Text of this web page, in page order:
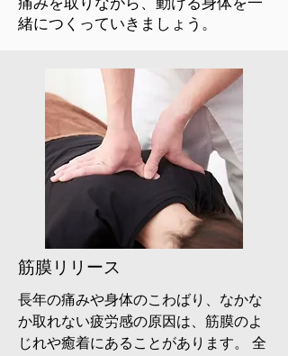
痛みを取りながら、動ける身体を一
緒につくっていきましょう。
筋膜リリース
長年の痛みや身体のこわばり、なかな
か取れない疲労感の原因は、筋膜のよ
じれや癒着にあることがあります。 全